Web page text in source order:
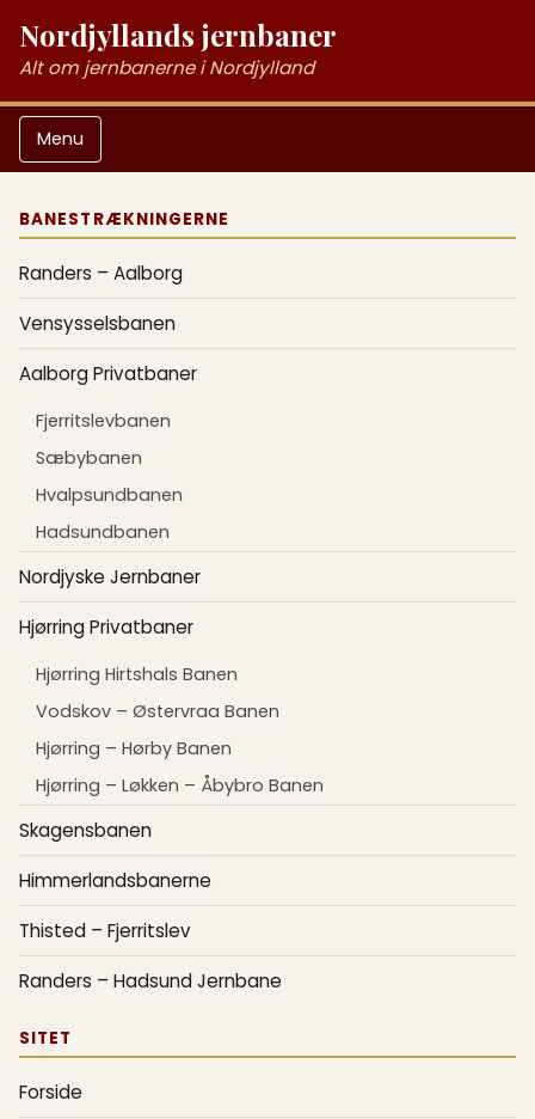
Nordjyllands jernbaner
Alt om jernbanerne i Nordjylland
Menu
BANESTRÆKNINGERNE
Randers – Aalborg
Vensysselsbanen
Aalborg Privatbaner
Fjerritslevbanen
Sæbybanen
Hvalpsundbanen
Hadsundbanen
Nordjyske Jernbaner
Hjørring Privatbaner
Hjørring Hirtshals Banen
Vodskov – Østervraa Banen
Hjørring – Hørby Banen
Hjørring – Løkken – Åbybro Banen
Skagensbanen
Himmerlandsbanerne
Thisted – Fjerritslev
Randers – Hadsund Jernbane
SITET
Forside